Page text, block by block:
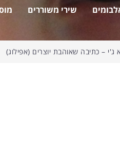
שירי משוררים
– כתיבה שאוהבת יוצרים (אפילוג)